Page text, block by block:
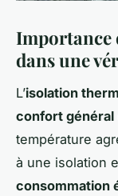
Importance
dans une
L’isolation
confort général
température
à une isolation
consommation